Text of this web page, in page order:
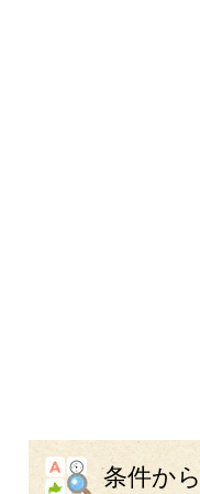
条件か